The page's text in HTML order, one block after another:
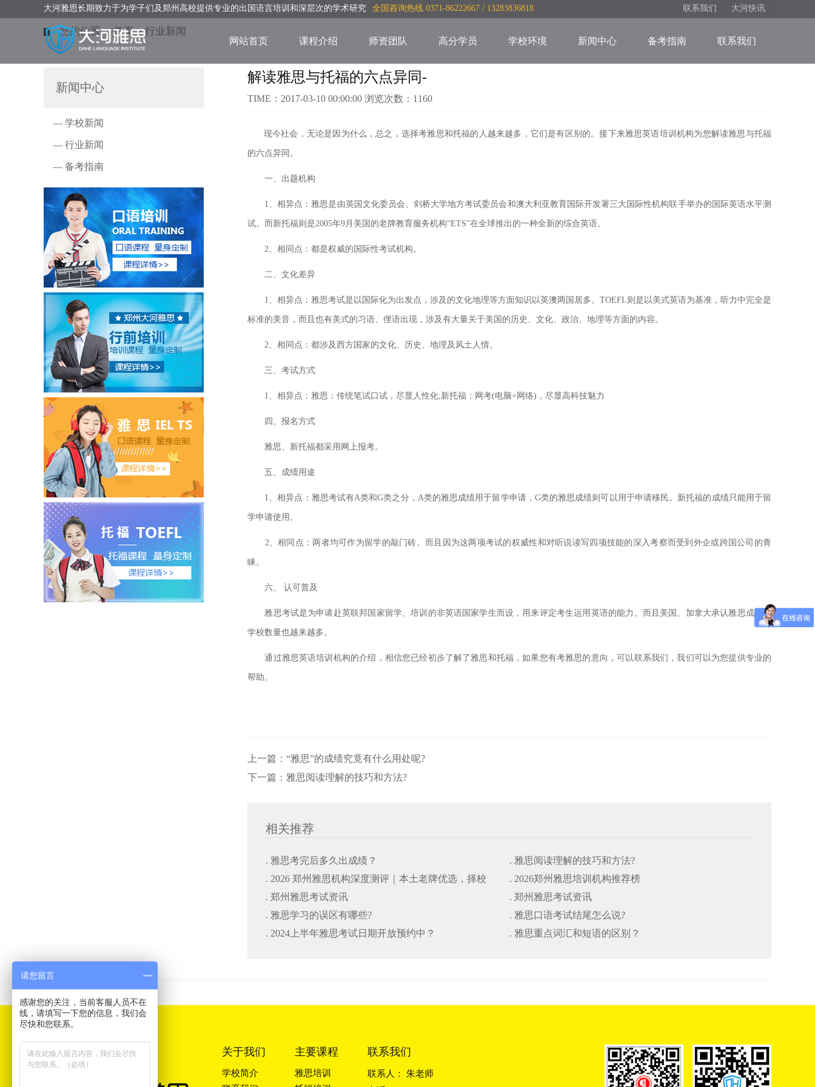
大河雅思长期致力于为学子们及郑州高校提供专业的出国语言培训和深层次的学术研究 全国咨询热线 0371-86222667 / 13283836818 联系我们 大河快讯
网站首页 课程介绍 师资团队 高分学员 学校环境 新闻中心 备考指南 联系我们
您的位置：首页>行业新闻
新闻中心
— 学校新闻
— 行业新闻
— 备考指南
解读雅思与托福的六点异同-
TIME：2017-03-10 00:00:00 浏览次数：1160
现今社会，无论是因为什么，总之，选择考雅思和托福的人越来越多，它们是有区别的。接下来雅思英语培训机构为您解读雅思与托福
的六点异同。
一、出题机构
1、相异点：雅思是由英国文化委员会、剑桥大学地方考试委员会和澳大利亚教育国际开发署三大国际性机构联手举办的国际英语水平测
试。而新托福则是2005年9月美国的老牌教育服务机构“ETS”在全球推出的一种全新的综合英语。
2、相同点：都是权威的国际性考试机构。
二、文化差异
1、相异点：雅思考试是以国际化为出发点，涉及的文化地理等方面知识以英澳两国居多。TOEFL则是以美式英语为基准，听力中完全是
标准的美音，而且也有美式的习语、俚语出现，涉及有大量关于美国的历史、文化、政治、地理等方面的内容。
2、相同点：都涉及西方国家的文化、历史、地理及风土人情。
三、考试方式
1、相异点：雅思：传统笔试口试，尽显人性化;新托福：网考(电脑+网络)，尽显高科技魅力
四、报名方式
雅思、新托福都采用网上报考。
五、成绩用途
1、相异点：雅思考试有A类和G类之分，A类的雅思成绩用于留学申请，G类的雅思成绩则可以用于申请移民。新托福的成绩只能用于留
学申请使用。
2、相同点：两者均可作为留学的敲门砖。而且因为这两项考试的权威性和对听说读写四项技能的深入考察而受到外企或跨国公司的青
睐。
六、 认可普及
雅思考试是为申请赴英联邦国家留学、培训的非英语国家学生而设，用来评定考生运用英语的能力。而且美国、加拿大承认雅思成绩的
学校数量也越来越多。
通过雅思英语培训机构的介绍，相信您已经初步了解了雅思和托福，如果您有考雅思的意向，可以联系我们，我们可以为您提供专业的
帮助。
上一篇： “雅思”的成绩究竟有什么用处呢?
下一篇： 雅思阅读理解的技巧和方法?
相关推荐
. 雅思考完后多久出成绩？
. 雅思阅读理解的技巧和方法?
. 2026 郑州雅思机构深度测评｜本土老牌优选，择校
避坑干货指南
. 2026郑州雅思培训机构推荐榜
. 郑州雅思考试资讯
. 郑州雅思考试资讯
. 雅思学习的误区有哪些?
. 雅思口语考试结尾怎么说?
. 2024上半年雅思考试日期开放预约中？
. 雅思重点词汇和短语的区别？
关于我们
学校简介
主要课程
雅思培训
联系我们
联系人： 朱老师
请您留言
感谢您的关注，当前客服人员不在
线，请填写一下您的信息，我们会
尽快和您联系。